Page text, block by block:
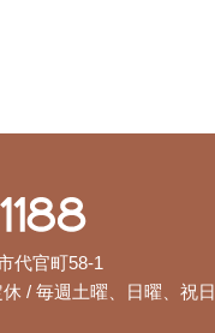
ー
代官町58-1
休 / 毎週土曜、日曜、祝日